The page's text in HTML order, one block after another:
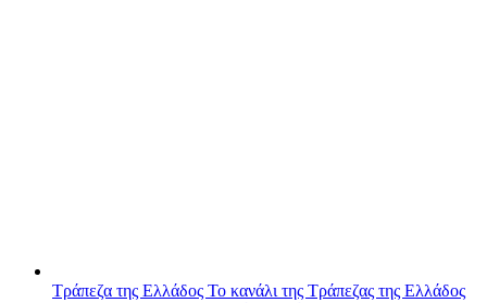
Τράπεζα της Ελλάδος Το κανάλι της Τράπεζας της Ελλάδος